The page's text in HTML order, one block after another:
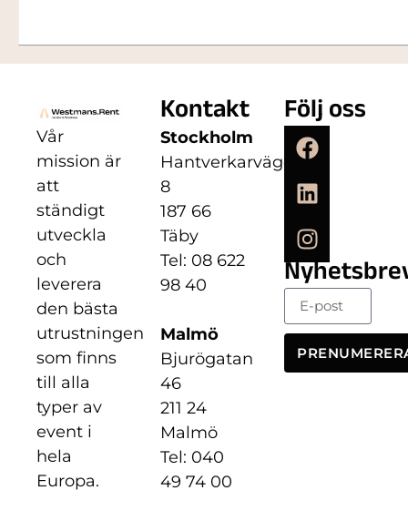
Vår
mission är
att
ständigt
utveckla
och
leverera
den bästa
utrustningen
som finns
till alla
typer av
event i
hela
Europa.
Kontakt
Stockholm
Hantverkarvägen
8
187 66
Täby
Tel: 08 622
98 40
Malmö
Bjurögatan
46
211 24
Malmö
Tel: 040
49 74 00
Följ oss